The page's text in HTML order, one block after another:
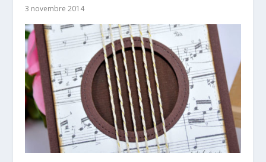
3 novembre 2014